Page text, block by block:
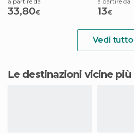
33,80€ 13€
Vedi tutto
Le destinazioni vicine